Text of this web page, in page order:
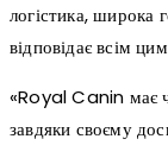
логістика, широка
відповідає всім
«Royal Canin має
завдяки своєму